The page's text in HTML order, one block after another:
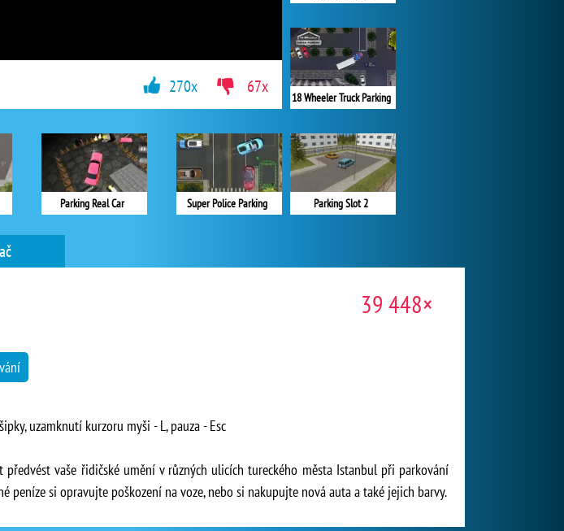
18 Wheeler Truck Parking
Parking Slot 2
Parking Real Car Super Police Parking
270x 67x
39 448×
uzamknutí kurzoru myši - L, pauza - Esc
vaše řidičské umění v různých ulicích tureckého města Istanbul při parkování
peníze si opravujte poškození na voze, nebo si nakupujte nová auta a také jejich barvy.